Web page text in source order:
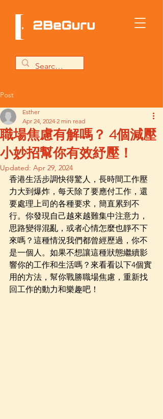
Post
職場焦慮有解嗎？ 4個減壓
小妙招幫你有效紓壓！
Esther
Apr 24, 2024 2 min read
Updated: Apr 29, 2024
香港生活步調快得驚人，長時間工作壓
力大到爆炸，每天除了要應付工作，還
要處理上司的各種要求，簡直累到不
行。你發現自己越來越難集中注意力，
思路變得混亂，或者心情怎麼也靜不下
來嗎？這種情況我們都曾經歷過，你不
是一個人。如果不想讓這種狀態繼續影
響你的工作和生活嗎？來看看以下4個實
用的方法，幫你戰勝職場焦慮，重新找
回工作的動力和樂趣吧！